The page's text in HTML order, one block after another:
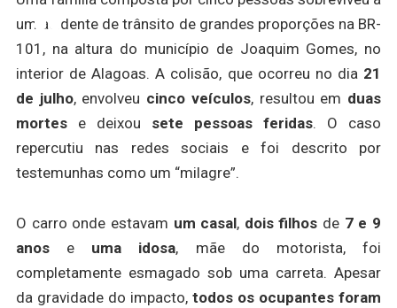
um acidente de trânsito de grandes proporções na BR-
101, na altura do município de Joaquim Gomes, no
interior de Alagoas. A colisão, que ocorreu no dia 21
de julho, envolveu cinco veículos, resultou em duas
mortese deixou sete pessoas feridas. O caso
repercutiu nas redes sociais e foi descrito por
testemunhas como um “milagre”.
O carro onde estavam um casal, dois filhos de 7 e 9
anose uma idosa, mãe do motorista, foi
completamente esmagado sob uma carreta. Apesar
da gravidade do impacto,todos os ocupantes foram